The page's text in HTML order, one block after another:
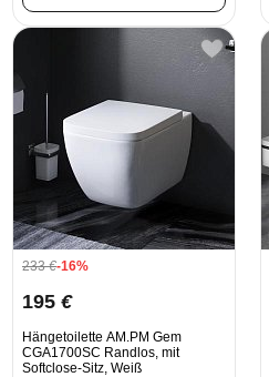
233€-16%
195 €
Hängetoilette AM.PM Gem
CGA1700SC Randlos, mit
Softclose-Sitz, Weiß